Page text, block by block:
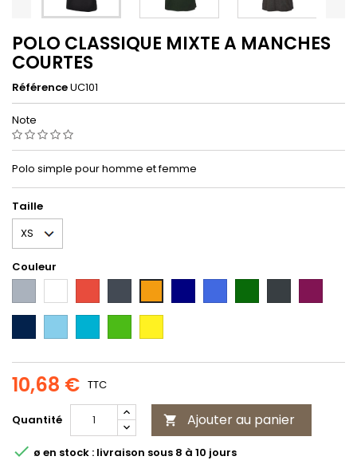
POLO CLASSIQUE MIXTE A MANCHES
COURTES
RéférenceUC101
Note
Polo simple pour homme et femme
Taille
Couleur
royal bouteillecarbone
marine
green yellow
10,68 € TTC
Quantité  Ajouter au panier
 ø en stock : livraison sous 8 à 10 jours